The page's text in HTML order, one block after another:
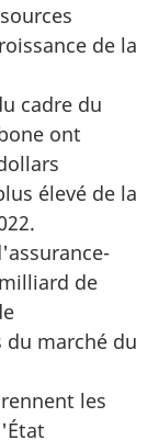
de la
cadre du
ont
élevé de la
de
marché du
les